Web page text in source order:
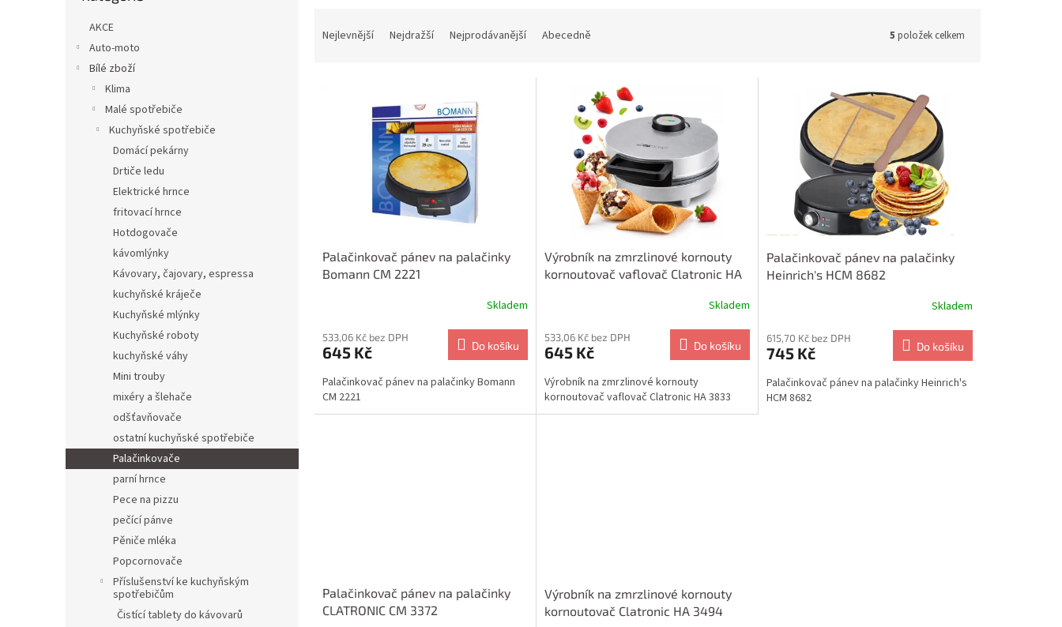
AKCE
Auto-moto
Bílé zboží
Klima
Malé spotřebiče
Kuchyňské spotřebiče
Domácí pekárny
Drtiče ledu
Elektrické hrnce
fritovací hrnce
Hotdogovače
kávomlýnky
Kávovary, čajovary, espressa
kuchyňské kráječe
Kuchyňské mlýnky
Kuchyňské roboty
kuchyňské váhy
Mini trouby
mixéry a šlehače
odšťavňovače
ostatní kuchyňské spotřebiče
Palačinkovače
parní hrnce
Pece na pizzu
pečící pánve
Pěniče mléka
Popcornovače
Příslušenství ke kuchyňským
spotřebičům
Čistící tablety do kávovarů
Nejlevnější Nejdražší Nejprodávanější Abecedně 5 položek celkem
Palačinkovač pánev na palačinky
Bomann CM 2221
Skladem
533,06 Kč bez DPH
645 Kč Do košíku
Palačinkovač pánev na palačinky Bomann
CM 2221
Výrobník na zmrzlinové kornouty
kornoutovač vaflovač Clatronic HA
Skladem
533,06 Kč bez DPH
645 Kč Do košíku
Výrobník na zmrzlinové kornouty
kornoutovač vaflovač Clatronic HA 3833
Palačinkovač pánev na palačinky
Heinrich's HCM 8682
Skladem
615,70 Kč bez DPH
745 Kč Do košíku
Palačinkovač pánev na palačinky Heinrich's
HCM 8682
Palačinkovač pánev na palačinky
CLATRONIC CM 3372
Výrobník na zmrzlinové kornouty
kornoutovač Clatronic HA 3494